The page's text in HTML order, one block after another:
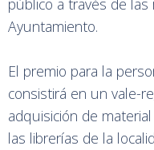
público a través de las
Ayuntamiento.
El premio para la
consistirá en un vale-
adquisición de
las librerías de la